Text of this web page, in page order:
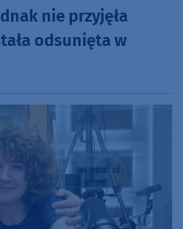
nie przyjęła
odsunięta w